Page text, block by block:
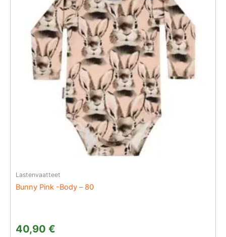
Lastenvaatteet
Bunny Pink -Body – 80
40,90 €